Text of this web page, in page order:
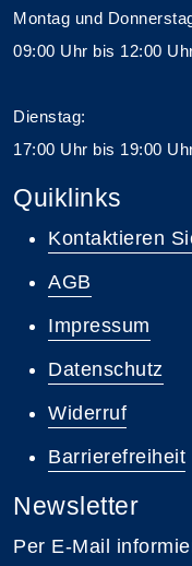
Montag und
09:00 Uhr bis 12:00
Dienstag:
17:00 Uhr bis 19:00
Quiklinks
Kontaktieren
AGB
Impressum
Datenschutz
Widerruf
Barrierefreiheit
Newsletter
Per E-Mail